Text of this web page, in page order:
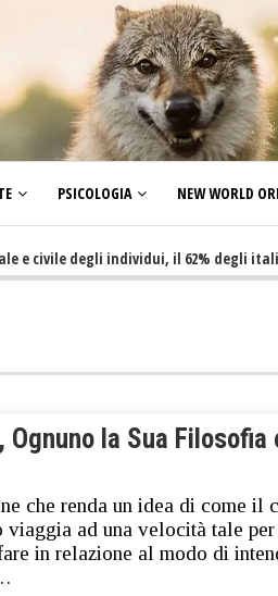
PSICOLOGIA NEW WORLD
degli individui, il 62% degli italiani
la Sua Filosofia
che renda un idea di come il
ad una velocità tale
in relazione al modo di